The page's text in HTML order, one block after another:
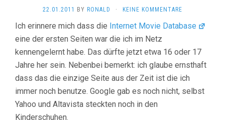
22.01.2011 BY RONALD · KEINE KOMMENTARE
Ich erinnere mich dass die Internet Movie Database
eine der ersten Seiten war die ich im Netz
kennengelernt habe. Das dürfte jetzt etwa 16 oder 17
Jahre her sein. Nebenbei bemerkt: ich glaube ernsthaft
dass das die einzige Seite aus der Zeit ist die ich
immer noch benutze. Google gab es noch nicht, selbst
Yahoo und Altavista steckten noch in den
Kinderschuhen.